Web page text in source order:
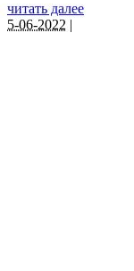
читать далее
5-06-2022 |